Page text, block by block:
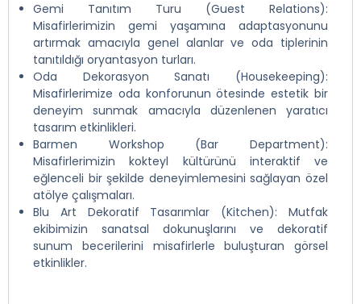
Gemi Tanıtım Turu (Guest Relations):
Misafirlerimizin gemi yaşamına adaptasyonunu
artırmak amacıyla genel alanlar ve oda tiplerinin
tanıtıldığı oryantasyon turları.
Oda Dekorasyon Sanatı (Housekeeping):
Misafirlerimize oda konforunun ötesinde estetik bir
deneyim sunmak amacıyla düzenlenen yaratıcı
tasarım etkinlikleri.
Barmen Workshop (Bar Department):
Misafirlerimizin kokteyl kültürünü interaktif ve
eğlenceli bir şekilde deneyimlemesini sağlayan özel
atölye çalışmaları.
Blu Art Dekoratif Tasarımlar (Kitchen): Mutfak
ekibimizin sanatsal dokunuşlarını ve dekoratif
sunum becerilerini misafirlerle buluşturan görsel
etkinlikler.